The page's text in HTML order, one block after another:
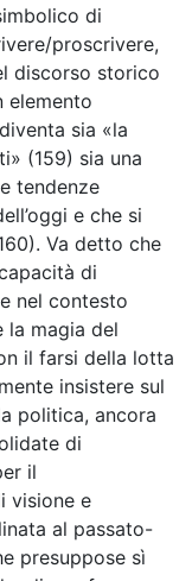
di
proscrivere,
discorso storico
elemento
sia «la
(159) sia una
tendenze
e che si
Va detto che
di
nel contesto
la magia del
il farsi della lotta
insistere sul
politica, ancora
di
il
visione e
al passato-
presuppose sì